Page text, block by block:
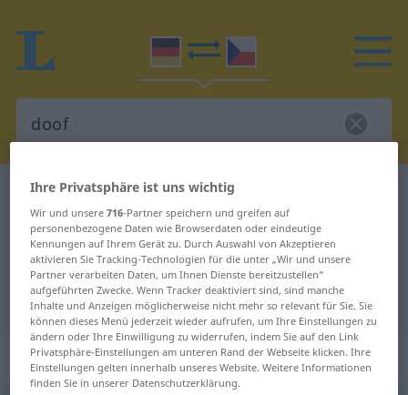
Deutsch-Tschechisch Wörterbuch
Deutsch-Tschechisch Übersetzung
für "doof"
"doof" Tschechisch Übersetzung
„doof“
Ihre Privatsphäre ist uns wichtig
Wir und unsere716-Partner speichern und greifen auf
personenbezogene Daten wie Browserdaten oder eindeutige
Kennungen auf Ihrem Gerät zu. Durch Auswahl von Akzeptieren
aktivieren Sie Tracking-Technologien für die unter „Wir und unsere
Partner verarbeiten Daten, um Ihnen Dienste bereitzustellen“
aufgeführten Zwecke. Wenn Tracker deaktiviert sind, sind manche
Inhalte und Anzeigen möglicherweise nicht mehr so relevant für Sie. Sie
können dieses Menü jederzeit wieder aufrufen, um Ihre Einstellungen zu
ändern oder Ihre Einwilligung zu widerrufen, indem Sie auf den Link
Privatsphäre-Einstellungen am unteren Rand der Webseite klicken. Ihre
Einstellungen gelten innerhalb unseres Website. Weitere Informationen
finden Sie in unserer Datenschutzerklärung.